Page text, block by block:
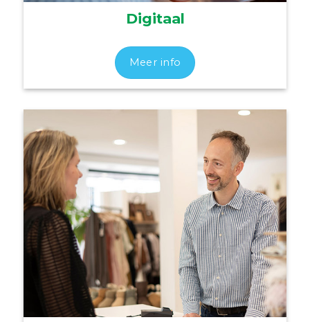
Digitaal
Meer info